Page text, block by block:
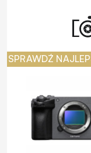
SPRAWDŹ